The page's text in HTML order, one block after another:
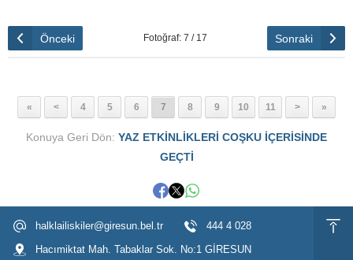
Önceki Fotoğraf: 7 / 17 Sonraki
« < 4 5 6 7 8 9 10 11 > »
Konuya Geri Dön: YAZ ETKİNLİKLERİ COŞKU İÇERİSİNDE
GEÇTİ
halklailiskiler@giresun.bel.tr
444 4 028
Hacımiktat Mah. Tabaklar Sok. No:1 GİRESUN